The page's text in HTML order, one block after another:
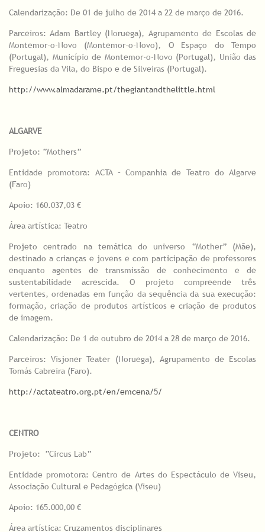
Calendarização: De 01 de julho de 2014 a 22 de março de 2016.
Parceiros: Adam Bartley (Noruega), Agrupamento de Escolas de
Montemor-o-Novo (Montemor-o-Novo), O Espaço do Tempo
(Portugal), Município de Montemor-o-Novo (Portugal), União das
Freguesias da Vila, do Bispo e de Silveiras (Portugal).
http://www.almadarame.pt/thegiantandthelittle.html
ALGARVE
Projeto: “Mothers”
Entidade promotora: ACTA – Companhia de Teatro do Algarve
(Faro)
Apoio: 160.037,03 €
Área artística: Teatro
Projeto centrado na temática do universo “Mother” (Mãe),
destinado a crianças e jovens e com participação de professores
enquanto agentes de transmissão de conhecimento e de
sustentabilidade acrescida. O projeto compreende três
vertentes, ordenadas em função da sequência da sua execução:
formação, criação de produtos artísticos e criação de produtos
de imagem.
Calendarização: De 1 de outubro de 2014 a 28 de março de 2016.
Parceiros: Visjoner Teater (Noruega), Agrupamento de Escolas
Tomás Cabreira (Faro).
http://actateatro.org.pt/en/emcena/5/
CENTRO
Projeto: “Circus Lab”
Entidade promotora: Centro de Artes do Espectáculo de Viseu,
Associação Cultural e Pedagógica (Viseu)
Apoio: 165.000,00 €
Área artística: Cruzamentos disciplinares